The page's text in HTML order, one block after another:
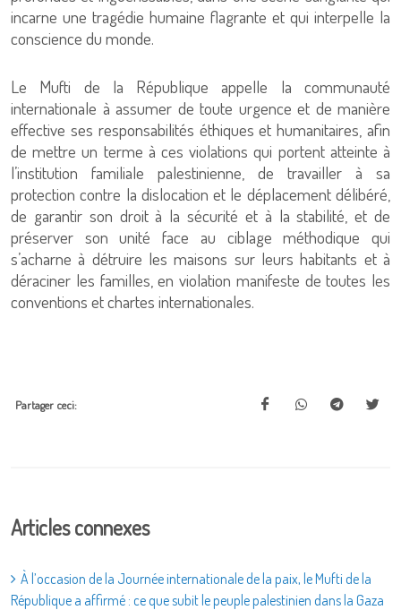
incarne une tragédie humaine flagrante et qui interpelle la
conscience du monde.
Le Mufti de la République appelle la communauté
internationale à assumer de toute urgence et de manière
effective ses responsabilités éthiques et humanitaires, afin
de mettre un terme à ces violations qui portent atteinte à
l’institution familiale palestinienne, de travailler à sa
protection contre la dislocation et le déplacement délibéré,
de garantir son droit à la sécurité et à la stabilité, et de
préserver son unité face au ciblage méthodique qui
s’acharne à détruire les maisons sur leurs habitants et à
déraciner les familles, en violation manifeste de toutes les
conventions et chartes internationales.
Partager ceci:
Articles connexes
À l’occasion de la Journée internationale de la paix, le Mufti de la
République a affirmé : ce que subit le peuple palestinien dans la Gaza